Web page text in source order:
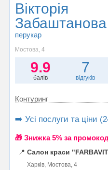
Вікторія
Забаштанова
перукар
Мостова, 4
9.9
балів
7
відгуків
Контуринг
➡️ Усі послуги та ціни
🎁 Знижка 5% за
📍 Салон краси
Харків, Мостова, 4